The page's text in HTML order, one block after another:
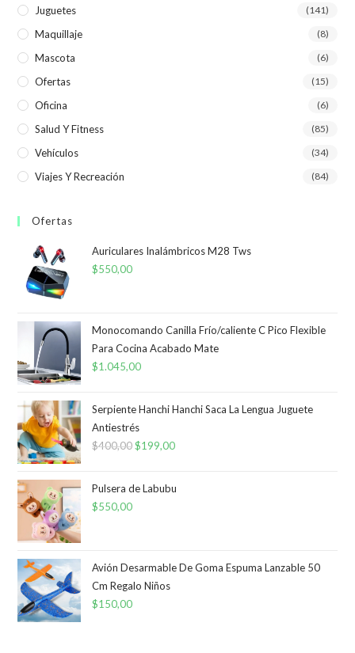
Juguetes (141)
Maquillaje (8)
Mascota (6)
Ofertas (15)
Oficina (6)
Salud Y Fitness (85)
Vehículos (34)
Viajes Y Recreación (84)
Ofertas
Auriculares Inalámbricos M28 Tws
$550,00
Monocomando Canilla Frío/caliente C Pico Flexible
Para Cocina Acabado Mate
$1.045,00
Serpiente Hanchi Hanchi Saca La Lengua Juguete
Antiestrés
$400,00El
original
$199,00El
actual
Pulsera de Labubu
$550,00
Avión Desarmable De Goma Espuma Lanzable 50
Cm Regalo Niños
$150,00